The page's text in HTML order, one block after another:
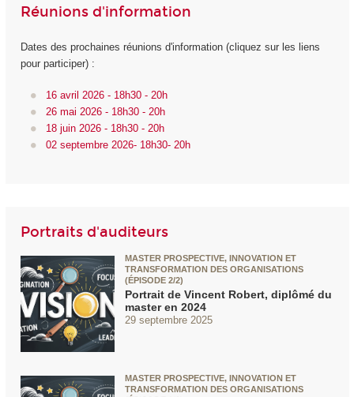
Réunions d'information
Dates des prochaines réunions d'information (cliquez sur les liens
pour participer) :
16 avril 2026 - 18h30 - 20h
26 mai 2026 - 18h30 - 20h
18 juin 2026 - 18h30 - 20h
02 septembre 2026- 18h30- 20h
Portraits d'auditeurs
MASTER PROSPECTIVE, INNOVATION ET
TRANSFORMATION DES ORGANISATIONS
(ÉPISODE 2/2)
Portrait de Vincent Robert, diplômé du
master en 2024
29 septembre 2025
MASTER PROSPECTIVE, INNOVATION ET
TRANSFORMATION DES ORGANISATIONS